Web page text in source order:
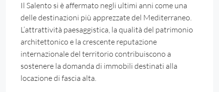
Il Salento si è affermato negli ultimi anni come una
delle destinazioni più apprezzate del Mediterraneo.
L’attrattività paesaggistica, la qualità del patrimonio
architettonico e la crescente reputazione
internazionale del territorio contribuiscono a
sostenere la domanda di immobili destinati alla
locazione di fascia alta.